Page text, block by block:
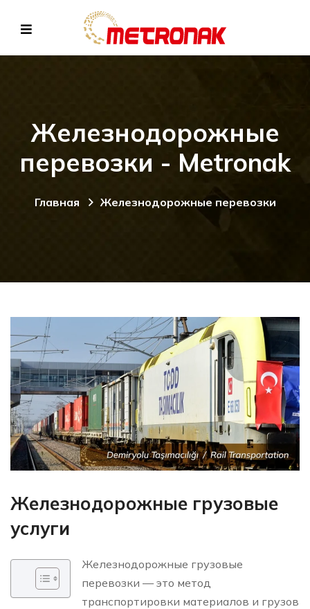
Железнодорожные
перевозки - Metronak
Главная Железнодорожные перевозки
Железнодорожные грузовые
услуги
Железнодорожные грузовые
перевозки — это метод
транспортировки материалов и грузов